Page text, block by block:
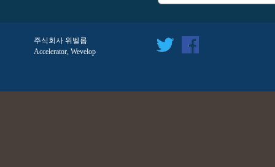
주식회사 위벨롭
Accelerator, Wevelop